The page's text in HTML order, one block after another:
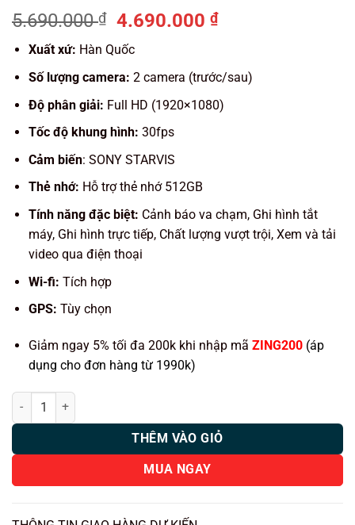
5.690.000₫
Giá
gốc
là:
5.690.000 ₫.
4.690.000₫Giá
là:
4.690.000 ₫.
Xuất xứ: Hàn Quốc
Số lượng camera: 2 camera (trước/sau)
Độ phân giải: Full HD (1920×1080)
Tốc độ khung hình: 30fps
Cảm biến: SONY STARVIS
Thẻ nhớ: Hỗ trợ thẻ nhớ 512GB
Tính năng đặc biệt: Cảnh báo va chạm, Ghi hình tắt
máy, Ghi hình trực tiếp, Chất lượng vượt trội, Xem và tải
video qua điện thoại
Wi-fi: Tích hợp
GPS: Tùy chọn
Giảm ngay 5% tối đa 200k khi nhập mã ZING200 (áp
dụng cho đơn hàng từ 1990k)
Camera Hành Trình GNet G-ON W số lượng
THÊM VÀO GIỎ
MUA NGAY